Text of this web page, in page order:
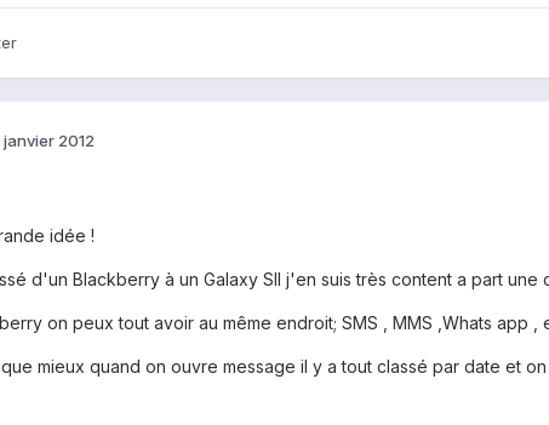
janvier 2012
idée !
d'un Blackberry à un Galaxy SII j'en suis très content a part une
on peux tout avoir au même endroit; SMS , MMS ,Whats app ,
mieux quand on ouvre message il y a tout classé par date et